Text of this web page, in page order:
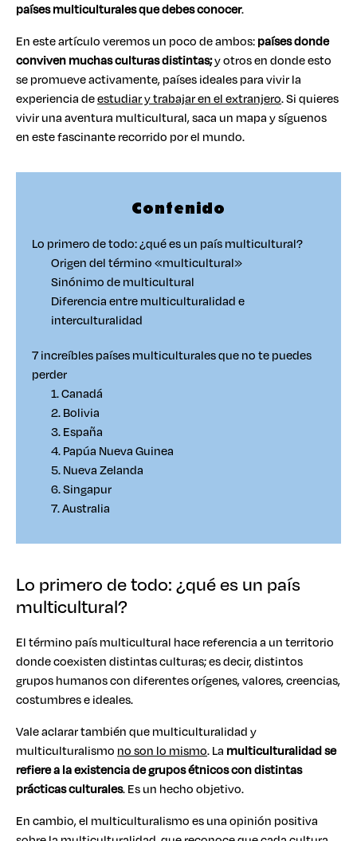
países multiculturalesque debes conocer.
En este artículo veremos un poco de ambos:países donde
conviven muchas culturas distintas;y otros en donde esto
se promueve activamente, países ideales para vivir la
experiencia deestudiar y trabajar en el extranjero. Si quieres
vivir una aventura multicultural, saca un mapa y síguenos
en este fascinante recorrido por el mundo.
Contenido
Lo primero de todo: ¿qué es un país multicultural?
Origen del término «multicultural»
Sinónimo de multicultural
Diferencia entre multiculturalidad e
interculturalidad
7 increíbles países multiculturales que no te puedes
perder
1. Canadá
2. Bolivia
3. España
4. Papúa Nueva Guinea
5. Nueva Zelanda
6. Singapur
7. Australia
Lo primero de todo: ¿qué es un país
multicultural?
El término país multicultural hace referencia a un territorio
donde coexisten distintas culturas; es decir, distintos
grupos humanos con diferentes orígenes, valores, creencias,
costumbres e ideales.
Vale aclarar también que multiculturalidad y
multiculturalismo no son lo mismo. La multiculturalidad se
refiere a la existencia de grupos étnicos con distintas
prácticas culturales. Es un hecho objetivo.
En cambio, el multiculturalismo es una opinión positiva